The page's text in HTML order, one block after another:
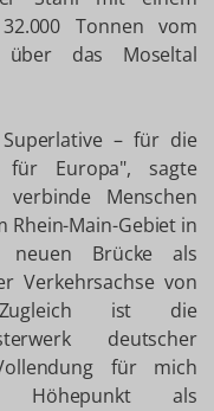
Tonnen vom
das Moseltal
– für die
Europa", sagte
verbinde Menschen
Rhein-Main-Gebiet in
neuen Brücke als
Verkehrsachse von
Zugleich ist die
deutscher
für mich
Höhepunkt als